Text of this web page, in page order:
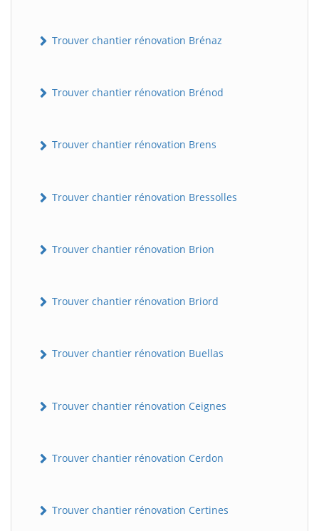
Trouver chantier rénovation Brénaz
Trouver chantier rénovation Brénod
Trouver chantier rénovation Brens
Trouver chantier rénovation Bressolles
Trouver chantier rénovation Brion
Trouver chantier rénovation Briord
Trouver chantier rénovation Buellas
Trouver chantier rénovation Ceignes
Trouver chantier rénovation Cerdon
Trouver chantier rénovation Certines